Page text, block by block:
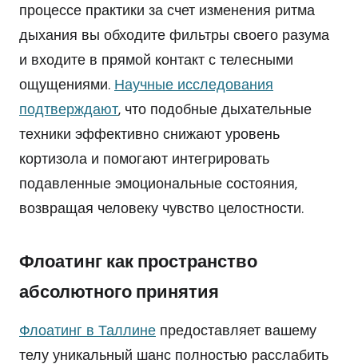
процессе практики за счет изменения ритма
дыхания вы обходите фильтры своего разума
и входите в прямой контакт с телесными
ощущениями. Научные исследования
подтверждают, что подобные дыхательные
техники эффективно снижают уровень
кортизола и помогают интегрировать
подавленные эмоциональные состояния,
возвращая человеку чувство целостности.
Флоатинг как пространство
абсолютного принятия
Флоатинг в Таллине предоставляет вашему
телу уникальный шанс полностью расслабить